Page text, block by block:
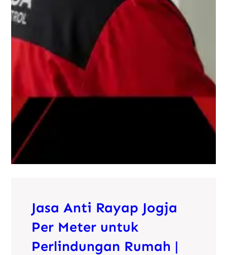
Jasa Anti Rayap Jogja
Per Meter untuk
Perlindungan Rumah |